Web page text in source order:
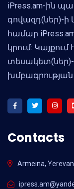
iPress.am-ին
գովազդ(ներ)-ի
համար
կրում:
տեսակետ(ներ)-
Contacts
Armeina, Yerevan